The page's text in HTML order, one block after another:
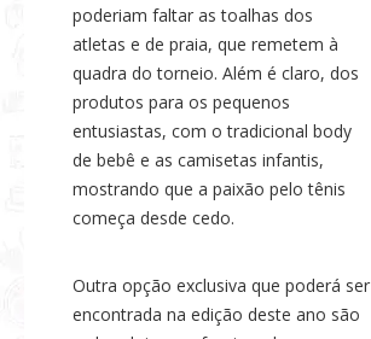
poderiam faltar as toalhas dos
atletas e de praia, que remetem à
quadra do torneio. Além é claro, dos
produtos para os pequenos
entusiastas, com o tradicional body
de bebê e as camisetas infantis,
mostrando que a paixão pelo tênis
começa desde cedo.
Outra opção exclusiva que poderá ser
encontrada na edição deste ano são